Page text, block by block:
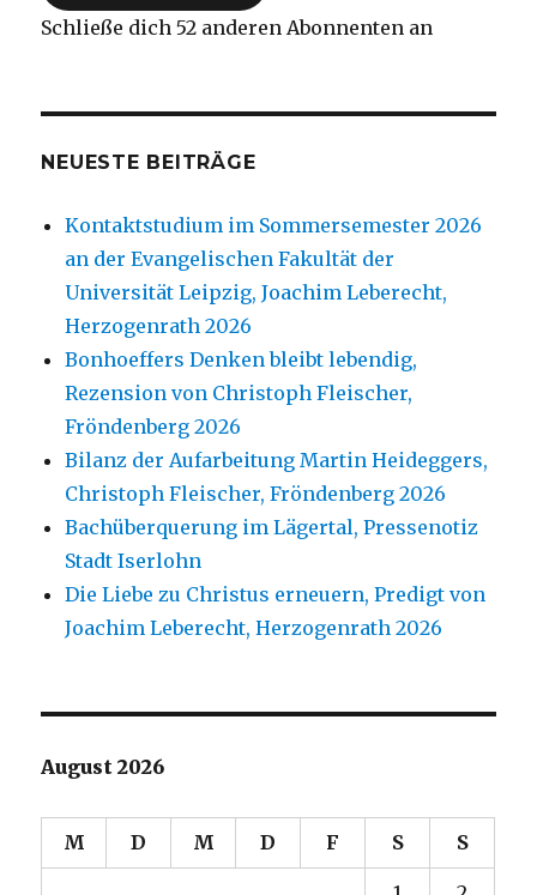
Schließe dich 52 anderen Abonnenten an
NEUESTE BEITRÄGE
Kontaktstudium im Sommersemester 2026
an der Evangelischen Fakultät der
Universität Leipzig, Joachim Leberecht,
Herzogenrath 2026
Bonhoeffers Denken bleibt lebendig,
Rezension von Christoph Fleischer,
Fröndenberg 2026
Bilanz der Aufarbeitung Martin Heideggers,
Christoph Fleischer, Fröndenberg 2026
Bachüberquerung im Lägertal, Pressenotiz
Stadt Iserlohn
Die Liebe zu Christus erneuern, Predigt von
Joachim Leberecht, Herzogenrath 2026
August 2026
M D M D F S S